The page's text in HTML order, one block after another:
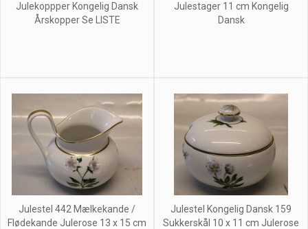
Julekoppper Kongelig Dansk
Årskopper Se LISTE
Julestager 11 cm Kongelig
Dansk
Julestel 442 Mælkekande /
Flødekande Julerose 13 x 15 cm
Julestel Kongelig Dansk 159
Sukkerskål 10 x 11 cm Julerose